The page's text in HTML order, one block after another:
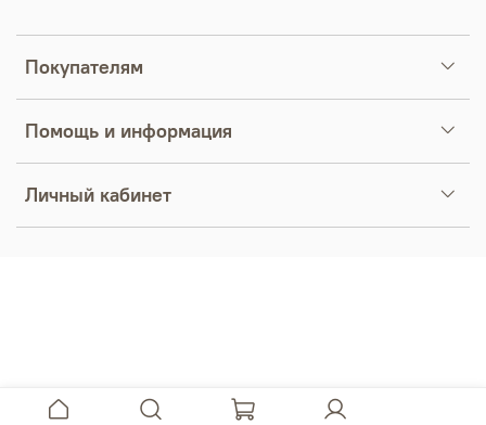
Покупателям
Помощь и информация
Личный кабинет